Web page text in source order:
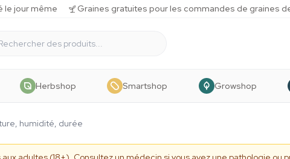
le jour même Graines gratuites pour les commandes de graines
Herbshop Smartshop Growshop
humidité, durée